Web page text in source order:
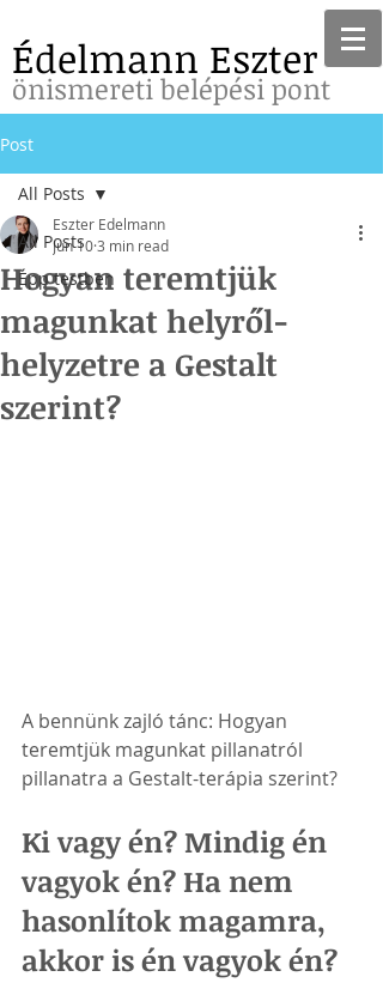
Édelmann Eszter
önismereti belépési pont
Post
All Posts
Épp testben
All Posts
Hogyan teremtjük
magunkat helyről-
helyzetre a Gestalt
szerint?
Eszter Edelmann
Jun 103 min read
A bennünk zajló tánc: Hogyan
teremtjük magunkat pillanatról
pillanatra a Gestalt-terápia szerint?
Ki vagy én? Mindig én
vagyok én? Ha nem
hasonlítok magamra,
akkor is én vagyok én?